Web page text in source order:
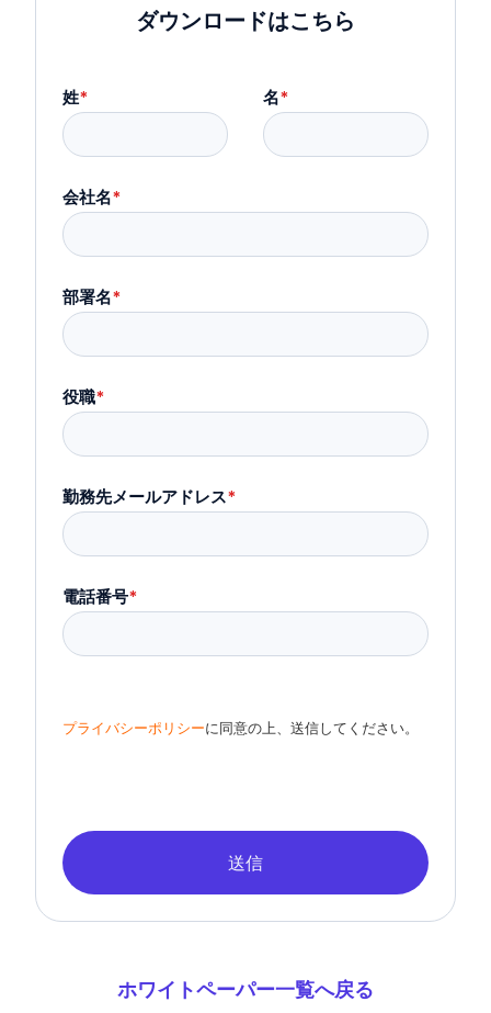
ダウンロードはこちら
姓* 名*
会社名*
部署名*
役職*
勤務先メールアドレス*
電話番号*
プライバシーポリシーに同意の上、送信してください。
送信
ホワイトペーパー一覧へ戻る